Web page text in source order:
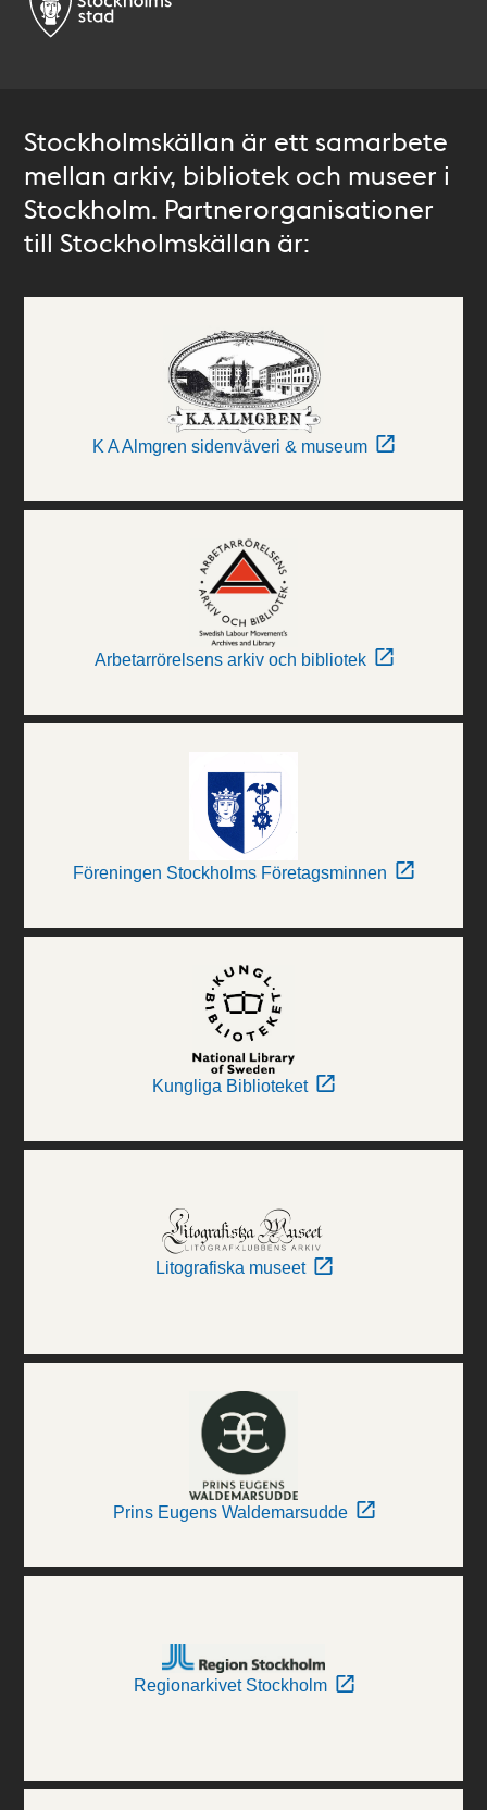
Stockholmskällan är ett samarbete
mellan arkiv, bibliotek och museer i
Stockholm. Partnerorganisationer
till Stockholmskällan är:
K A Almgren sidenväveri & museum
Arbetarrörelsens arkiv och bibliotek
Föreningen Stockholms Företagsminnen
Kungliga Biblioteket
Litografiska museet
Prins Eugens Waldemarsudde
Regionarkivet Stockholm